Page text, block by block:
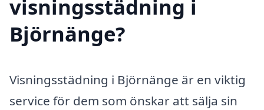
visningsstädning i
Björnänge?
Visningsstädning i Björnänge är en viktig
service för dem som önskar att sälja sin